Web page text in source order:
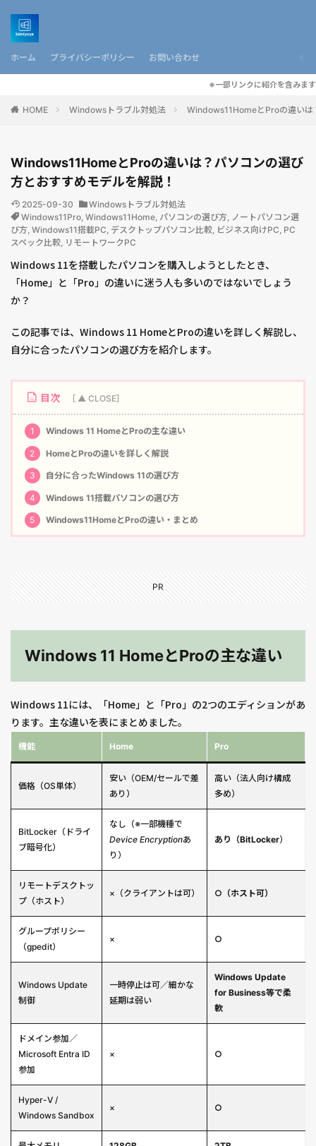
ホーム プライバシーポリシー お問い合わせ
※一部リンクに紹介を含みます
HOME Windowsトラブル対処法 Windows11HomeとProの違いは
Windows11HomeとProの違いは？パソコンの選び
方とおすすめモデルを解説！
2025-09-30
Windowsトラブル対処法
Windows11Pro, Windows11Home, パソコンの選び方, ノートパソコン選
び方, Windows11搭載PC, デスクトップパソコン比較, ビジネス向けPC, PC
スペック比較, リモートワークPC
Windows 11を搭載したパソコンを購入しようとしたとき、
「Home」と「Pro」の違いに迷う人も多いのではないでしょう
か？
この記事では、Windows 11 HomeとProの違いを詳しく解説し、
自分に合ったパソコンの選び方を紹介します。
目次
1 Windows 11 HomeとProの主な違い
2 HomeとProの違いを詳しく解説
3 自分に合ったWindows 11の選び方
4 Windows 11搭載パソコンの選び方
5 Windows11HomeとProの違い・まとめ
PR
Windows 11 HomeとProの主な違い
Windows 11には、「Home」と「Pro」の2つのエディションがあ
ります。主な違いを表にまとめました。
機能 Home Pro
価格（OS単体）
安い（OEM/セールで差
あり）
高い（法人向け構成
多め）
BitLocker（ドライ
ブ暗号化）
なし（※一部機種で
Device Encryptionあ
り）
あり（BitLocker）
リモートデスクトッ
プ（ホスト）
×（クライアントは可） ○（ホスト可）
グループポリシー
（gpedit）
× ○
Windows Update
制御
一時停止は可／細かな
延期は弱い
Windows Update
for Business等で柔
軟
ドメイン参加／
Microsoft Entra ID
参加
× ○
Hyper-V /
Windows Sandbox
× ○